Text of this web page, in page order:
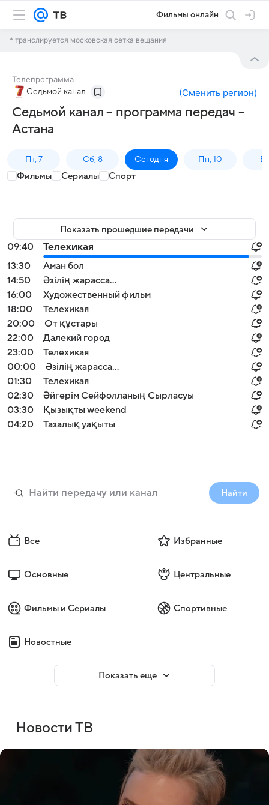
Фильмы онлайн
* транслируется московская сетка вещания
Телепрограмма
Седьмой канал (Сменить регион)
Седьмой канал – программа передач –
Астана
Пт, 7 Сб, 8 Сегодня Пн, 10
Фильмы Сериалы Спорт
Показать прошедшие передачи
09:40
Телехикая
13:30
Аман бол
14:50
Әзілің жарасса…
16:00
Художественный фильм
18:00
Телехикая
20:00
От құстары
22:00
Далекий город
23:00
Телехикая
00:00
Әзілің жарасса…
01:30
Телехикая
02:30
Әйгерім Сейфолланың Сырласуы
03:30
Қызықты weekend
04:20
Тазалық уақыты
Найти
Все Избранные
Основные Центральные
Фильмы и Сериалы Спортивные
Новостные
Показать еще
Новости ТВ